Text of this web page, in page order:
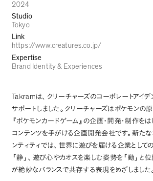
2024
Studio
Tokyo
Link
https://www.creatures.co.jp/
Expertise
Brand Identity & Experiences
Takramは、 クリーチャーズのコーポレートアイ
サポートしました。 クリーチャーズはポケモンの
『 ポケモンカードゲーム 』 の企画・開発・制作をは
コンテンツを手がける企画開発会社です。 新たな
ンティティでは、 世界に遊びを届ける企業として
「 静 」 、 遊び心やカオスを楽しむ姿勢を 「 動 」 と
が絶妙なバランスで共存する表現をめざしました。